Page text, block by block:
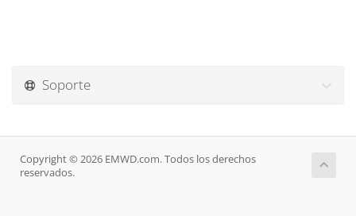
Soporte
Copyright © 2026 EMWD.com. Todos los derechos
reservados.